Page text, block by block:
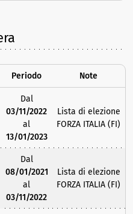
Periodo Note
Dal
03/11/2022
al
13/01/2023
Lista di elezione
FORZA ITALIA (FI)
Dal
08/01/2021
al
03/11/2022
Lista di elezione
FORZA ITALIA (FI)